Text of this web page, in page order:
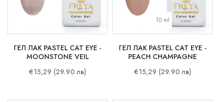
ГЕЛ ЛАК PASTEL CAT EYE -
MOONSTONE VEIL
€15,29 (29.90 лв)
10 ml
ГЕЛ ЛАК PASTEL CAT EYE -
PEACH CHAMPAGNE
€15,29 (29.90 лв)